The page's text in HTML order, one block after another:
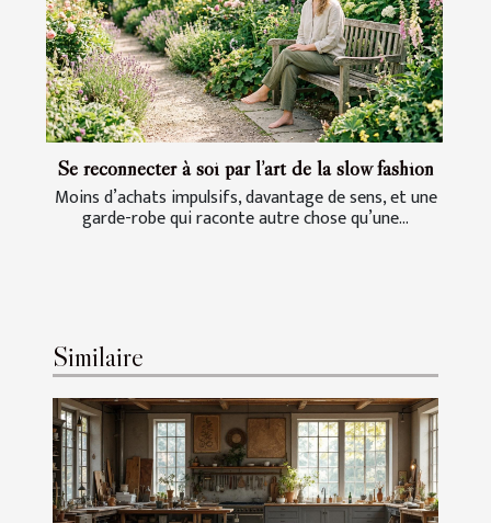
Se reconnecter à soi par l’art de la slow fashion
Moins d’achats impulsifs, davantage de sens, et une
garde-robe qui raconte autre chose qu’une...
Similaire